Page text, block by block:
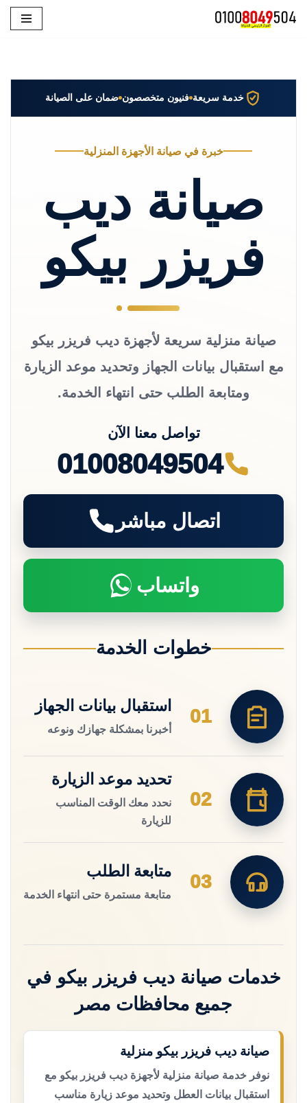
خدمة سريعة فنيون متخصصون ضمان على الصيانة
خبرة في صيانة الأجهزة المنزلية
صيانة ديب
فريزر بيكو
صيانة منزلية سريعة لأجهزة ديب فريزر بيكو
مع استقبال بيانات الجهاز وتحديد موعد الزيارة
ومتابعة الطلب حتى انتهاء الخدمة.
تواصل معنا الآن
01008049504
اتصال مباشر
واتساب
خطوات الخدمة
01
استقبال بيانات الجهاز
أخبرنا بمشكلة جهازك ونوعه
02
تحديد موعد الزيارة
نحدد معك الوقت المناسب
للزيارة
03
متابعة الطلب
متابعة مستمرة حتى انتهاء الخدمة
خدمات صيانة ديب فريزر بيكو في
جميع محافظات مصر
صيانة ديب فريزر بيكو منزلية
نوفر خدمة صيانة منزلية لأجهزة ديب فريزر بيكو مع
استقبال بيانات العطل وتحديد موعد زيارة مناسب